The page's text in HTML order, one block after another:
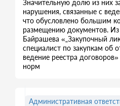
Значительную долю из них
нарушения, связанные с
что обусловлено большим
размещению документов. Из
Байрашева «„Закупочный
специалист по закупкам об
ведение реестра
норм
Административная